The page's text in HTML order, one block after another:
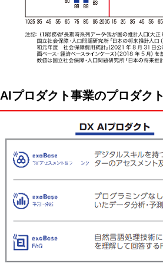
AIプロダクト事業のプロダク